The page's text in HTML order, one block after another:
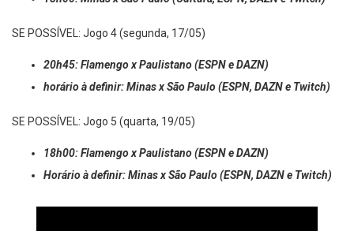
18h00: Minas x São Paulo (Cultura, ESPN, DAZN e Twitch)
SE POSSÍVEL: Jogo 4 (segunda, 17/05)
20h45: Flamengo x Paulistano (ESPN e DAZN)
horário à definir: Minas x São Paulo (ESPN, DAZN e Twitch)
SE POSSÍVEL: Jogo 5 (quarta, 19/05)
18h00: Flamengo x Paulistano (ESPN e DAZN)
Horário à definir: Minas x São Paulo (ESPN, DAZN e Twitch)